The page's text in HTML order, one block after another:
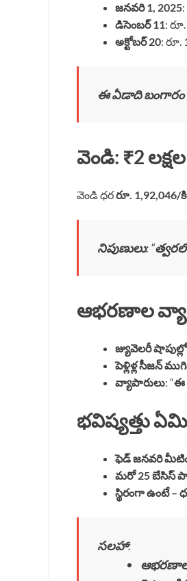
జనవరి 1, 2025
డిసెంబర్ 11:
అక్టోబర్ 20:
ఈ ఏడాది బంగారం
వెండి: ₹2
వెండి ధరరూ. 1,92,046/
నిపుణులు: “
ఆభరణాల
జ్యువెలరీ
పెళ్లిళ్ల సీజన్
వ్యాపారులు: “ఈ
భవిష్యత్తు
ఫెడ్ జనవరి
మరో 25 బేసిస్
స్థిరంగా ఉంటే –
సలహా: